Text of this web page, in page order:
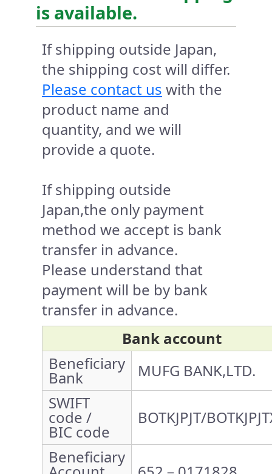
is available.
If shipping outside Japan,
the shipping cost will differ.
Please contact us with the
product name and
quantity, and we will
provide a quote.
If shipping outside
Japan,the only payment
method we accept is bank
transfer in advance.
Please understand that
payment will be by bank
transfer in advance.
Bank account
Beneficiary
Bank
MUFG BANK,LTD.
SWIFT
code /
BIC code
BOTKJPJT/
Beneficiary